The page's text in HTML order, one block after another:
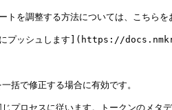
レートを調整する方法について
ーンにプッシュします](https://
括で修正する場合に有効です。
プロセスに従います。トークンのメ